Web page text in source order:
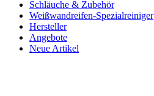
Schläuche & Zubehör
Weißwandreifen-Spezialreiniger
Hersteller
Angebote
Neue Artikel